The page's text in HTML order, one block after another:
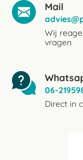
Mail
Wij
vragen
06-
Direct in